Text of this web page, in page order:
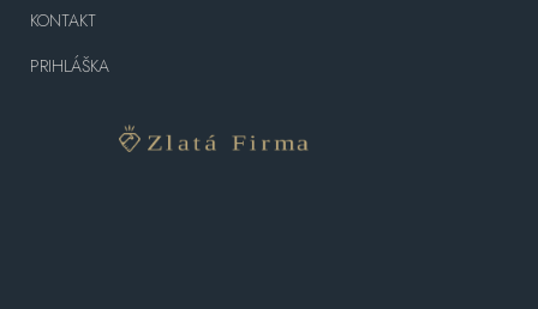
KONTAKT
PRIHLÁŠKA